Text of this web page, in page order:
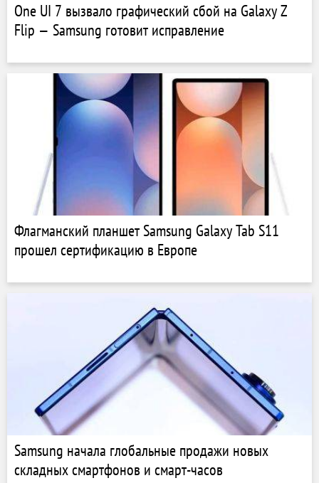
One UI 7 вызвало графический сбой на Galaxy Z
Flip — Samsung готовит исправление
Флагманский планшет Samsung Galaxy Tab S11
прошел сертификацию в Европе
Samsung начала глобальные продажи новых
складных смартфонов и смарт-часов